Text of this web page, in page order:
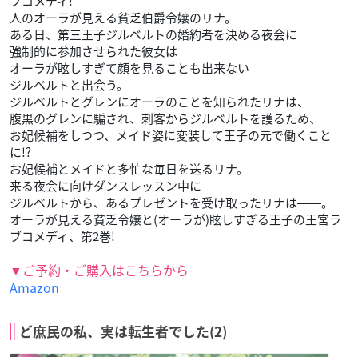
人のオーラが見える貧乏伯爵令嬢のリナ。
ある日、第三王子ジルベルトの婚約者を決める夜会に
強制的に参加させられた彼女は
オーラが眩しすぎて顔を見ることも出来ない
ジルベルトと出会う。
ジルベルトとグレンにオーラのことを知られたリナは、
腹黒のグレンに騙され、刺客からジルベルトを護るため、
お妃候補をしつつ、メイド姿に変装して王子の元で働くこと
に!?
お妃候補とメイドと多忙な毎日を送るリナ。
来る夜会に向けダンスレッスン中に
ジルベルトから、あるプレゼントを受け取ったリナは――。
オーラが見える貧乏令嬢と(オーラが)眩しすぎる王子の王宮ラ
ブコメディ、第2巻!
▼ご予約・ご購入はこちらから
Amazon
ど庶民の私、実は転生者でした(2)